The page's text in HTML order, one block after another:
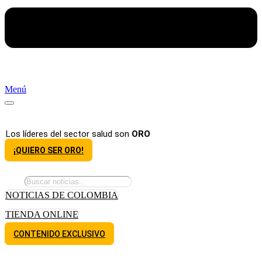
Menú
Los líderes del sector salud son ORO
¡QUIERO SER ORO!
NOTICIAS DE COLOMBIA
TIENDA ONLINE
CONTENIDO EXCLUSIVO